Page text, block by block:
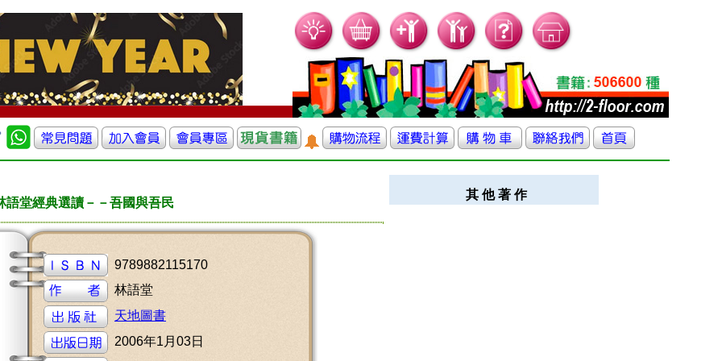
語堂經典選讀－－吾國與吾民
9789882115170
林語堂
天地圖書
2006年1月03日
其 他 著 作